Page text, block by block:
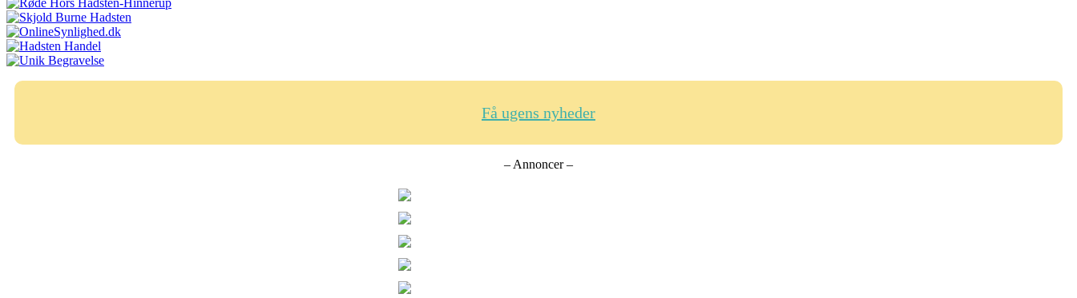
Få ugens nyheder
– Annoncer –